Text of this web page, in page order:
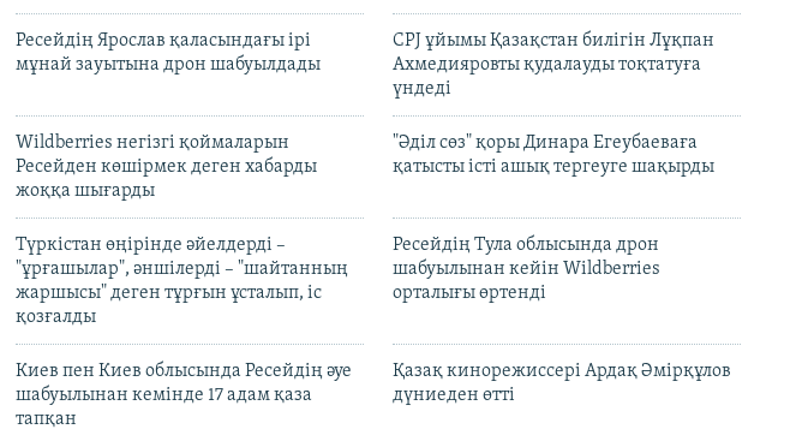
Ресейдің Ярослав қаласындағы ірі
мұнай зауытына дрон шабуылдады
CPJ ұйымы Қазақстан билігін Лұқпан
Ахмедияровты қудалауды тоқтатуға
үндеді
Wildberries негізгі қоймаларын
Ресейден көшірмек деген хабарды
жоққа шығарды
"Әділ сөз" қоры Динара Егеубаеваға
қатысты істі ашық тергеуге шақырды
Түркістан өңірінде әйелдерді –
"ұрғашылар", әншілерді – "шайтанның
жаршысы" деген тұрғын ұсталып, іс
қозғалды
Ресейдің Тула облысында дрон
шабуылынан кейін Wildberries
орталығы өртенді
Киев пен Киев облысында Ресейдің әуе
шабуылынан кемінде 17 адам қаза
тапқан
Қазақ кинорежиссері Ардақ Әмірқұлов
дүниеден өтті